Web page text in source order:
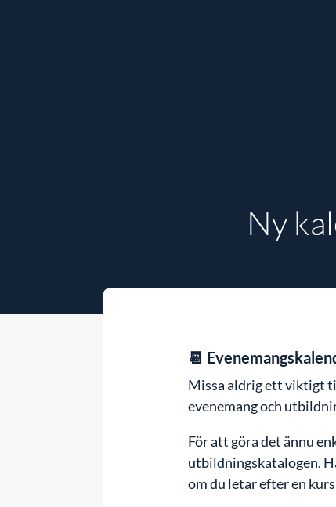
Ny
📆
Missa aldrig ett viktigt
evenemang och
För att göra det ännu
utbildningskatalogen.
om du letar efter en